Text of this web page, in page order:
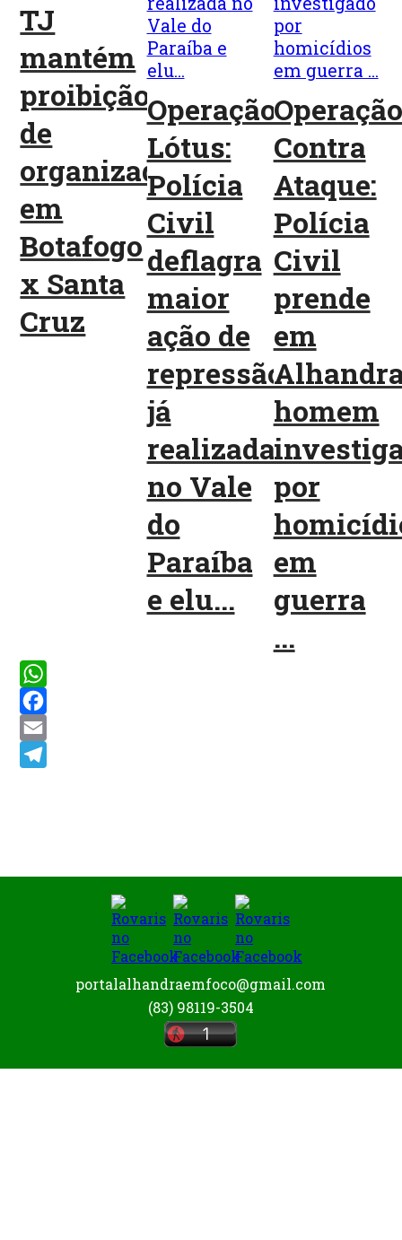
TJ
mantém
proibição
de
organizadas
em
Botafogo
x Santa
Cruz
Operação
Lótus:
Polícia
Civil
deflagra
maior
ação de
repressão
já
realizada
no Vale
do
Paraíba
e elu...
Operação
Contra
Ataque:
Polícia
Civil
prende
em
homem
por
em
guerra
...
WhatsApp
Facebook
Email
portalalhandraemfoco@gmail.com
(83) 98119-3504